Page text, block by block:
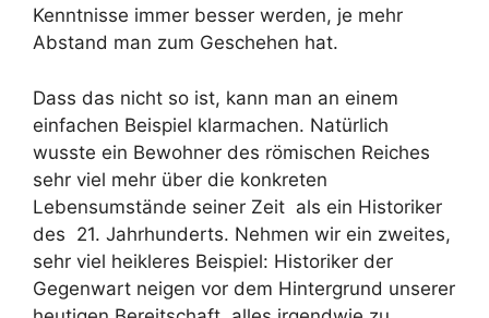
Kenntnisse immer besser werden, je mehr
Abstand man zum Geschehen hat.
Dass das nicht so ist, kann man an einem
einfachen Beispiel klarmachen. Natürlich
wusste ein Bewohner des römischen Reiches
sehr viel mehr über die konkreten
Lebensumstände seiner Zeit als ein Historiker
des 21. Jahrhunderts. Nehmen wir ein zweites,
sehr viel heikleres Beispiel: Historiker der
Gegenwart neigen vor dem Hintergrund unserer